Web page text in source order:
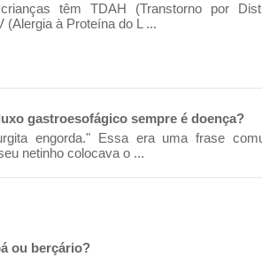
têm TDAH (Transtorno por
(Alergia à Proteína do L ...
gastroesofágico sempre é doença?
engorda." Essa era uma frase
netinho colocava o ...
ou berçário?